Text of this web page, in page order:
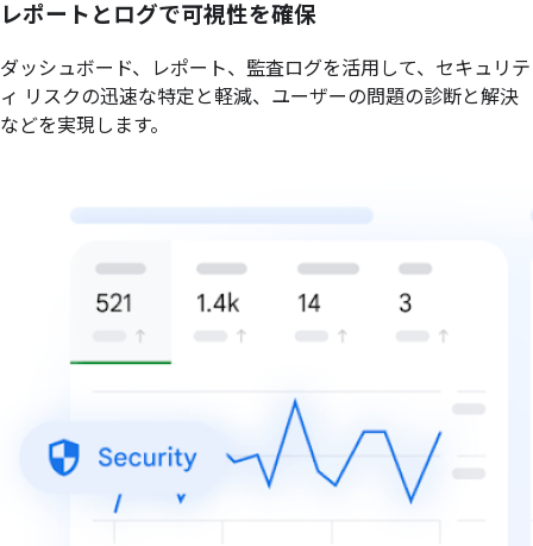
レポートとログで可視性を確保
ダッシュボード、レポート、監査ログを活用して、セキュリテ
ィ リスクの迅速な特定と軽減、ユーザーの問題の診断と解決
などを実現します。